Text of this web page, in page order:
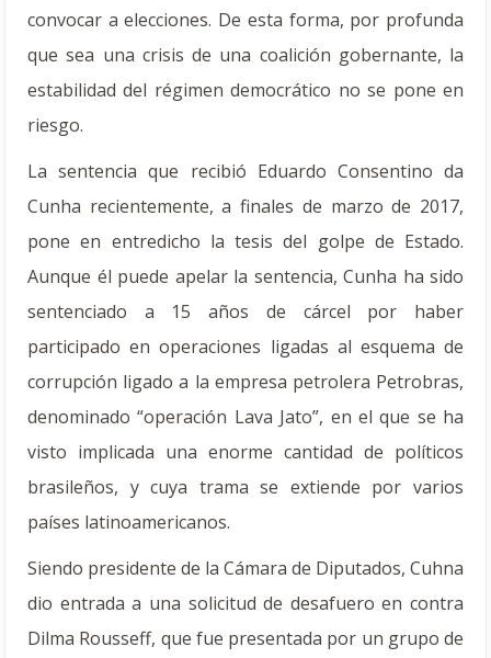
convocar a elecciones. De esta forma, por profunda
que sea una crisis de una coalición gobernante, la
estabilidad del régimen democrático no se pone en
riesgo.
La sentencia que recibió Eduardo Consentino da
Cunha recientemente, a finales de marzo de 2017,
pone en entredicho la tesis del golpe de Estado.
Aunque él puede apelar la sentencia, Cunha ha sido
sentenciado a 15 años de cárcel por haber
participado en operaciones ligadas al esquema de
corrupción ligado a la empresa petrolera Petrobras,
denominado “operación Lava Jato”, en el que se ha
visto implicada una enorme cantidad de políticos
brasileños, y cuya trama se extiende por varios
países latinoamericanos.
Siendo presidente de la Cámara de Diputados, Cuhna
dio entrada a una solicitud de desafuero en contra
Dilma Rousseff, que fue presentada por un grupo de